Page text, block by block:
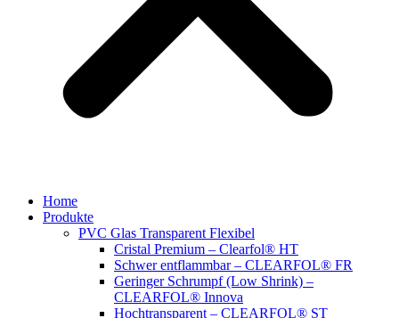
Home
Produkte
PVC Glas Transparent Flexibel
Cristal Premium – Clearfol® HT
Schwer entflammbar – CLEARFOL® FR
Geringer Schrumpf (Low Shrink) –
CLEARFOL® Innova
Hochtransparent – CLEARFOL® ST